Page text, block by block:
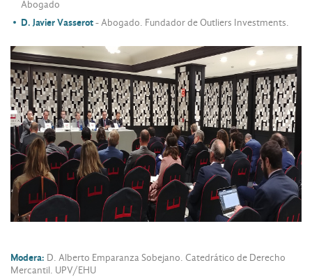
Abogado
D. Javier Vasserot- Abogado. Fundador de Outliers Investments.
Modera: D. Alberto Emparanza Sobejano. Catedrático de Derecho
Mercantil. UPV/EHU